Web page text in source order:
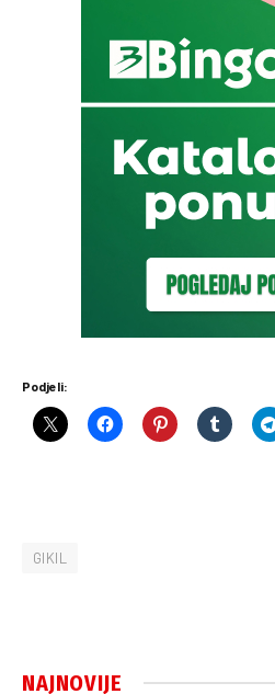
Podjeli:
GIKIL
NAJNOVIJE